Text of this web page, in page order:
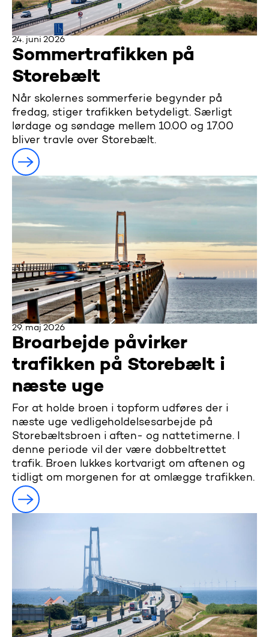
24. juni 2026
Sommertrafikken på
Storebælt
Når skolernes sommerferie begynder på
fredag, stiger trafikken betydeligt. Særligt
lørdage og søndage mellem 10.00 og 17.00
bliver travle over Storebælt.
29. maj 2026
Broarbejde påvirker
trafikken på Storebælt i
næste uge
For at holde broen i topform udføres der i
næste uge vedligeholdelsesarbejde på
Storebæltsbroen i aften- og nattetimerne. I
denne periode vil der være dobbeltrettet
trafik. Broen lukkes kortvarigt om aftenen og
tidligt om morgenen for at omlægge trafikken.